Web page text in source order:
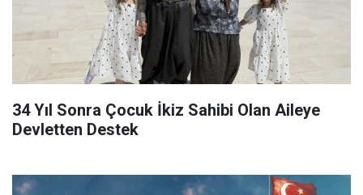
34 Yıl Sonra Çocuk İkiz Sahibi Olan Aileye
Devletten Destek